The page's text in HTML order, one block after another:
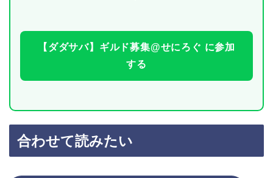
【ダダサバ】ギルド募集@せにろぐ に参加
する
合わせて読みたい